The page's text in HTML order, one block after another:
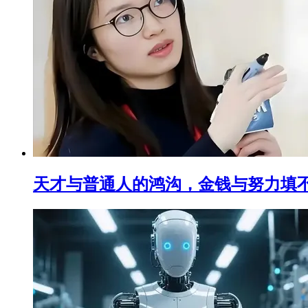
天才与普通人的鸿沟，金钱与努力填